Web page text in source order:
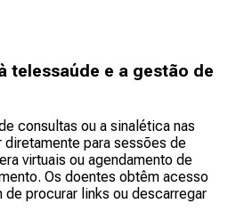
telessaúde e a gestão de
consultas ou a sinalética nas
para sessões de
virtuais ou agendamento de
Os doentes obtêm acesso
procurar links ou descarregar